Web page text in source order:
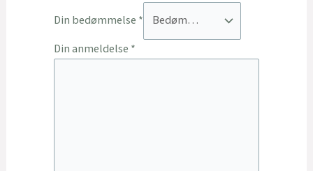
Din bedømmelse *
Din anmeldelse *